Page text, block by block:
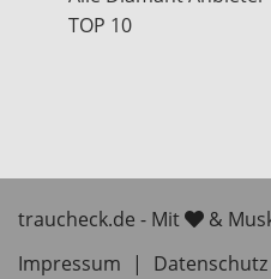
TOP 10
traucheck.de - Mit
&
Impressum
| Datenschutz